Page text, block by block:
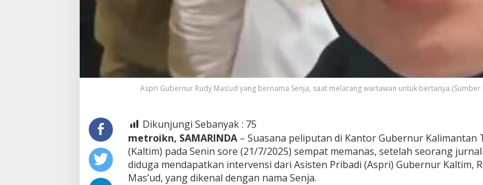
Aspri Gubernur Rudy Mas’ud yang bernama Senja, saat melarang wartawan untuk bertanya.(Sumber
Dikunjungi Sebanyak : 75
metroikn, SAMARINDA– Suasana peliputan di Kantor Gubernur Kalimantan
(Kaltim) pada Senin sore (21/7/2025) sempat memanas, setelah seorang
diduga mendapatkan intervensi dari Asisten Pribadi (Aspri) Gubernur Kaltim,
Mas’ud, yang dikenal dengan nama Senja.